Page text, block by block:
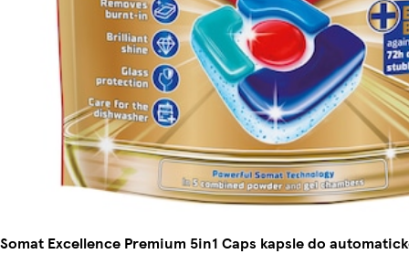
Somat Excellence Premium 5in1 Caps kapsle do